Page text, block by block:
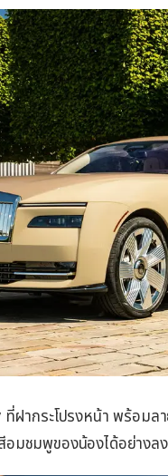
กระโปรงหน้า พร้อมลา
อมชมพูของน้องได้อย่างล